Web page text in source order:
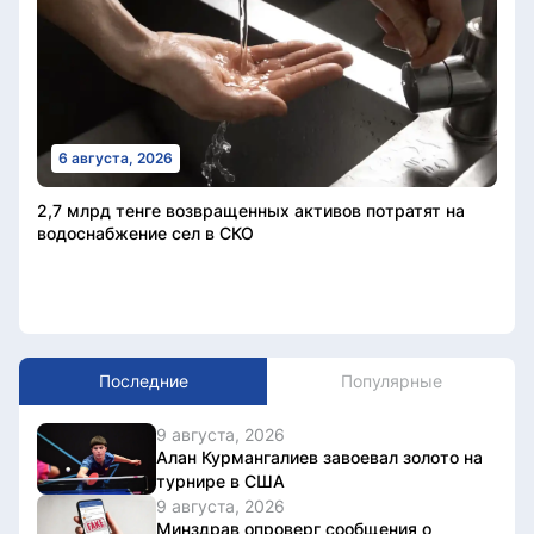
6 августа, 2026
2,7 млрд тенге возвращенных активов потратят на
водоснабжение сел в СКО
Последние Популярные
9 августа, 2026
Алан Курмангалиев завоевал золото на
турнире в США
9 августа, 2026
Минздрав опроверг сообщения о